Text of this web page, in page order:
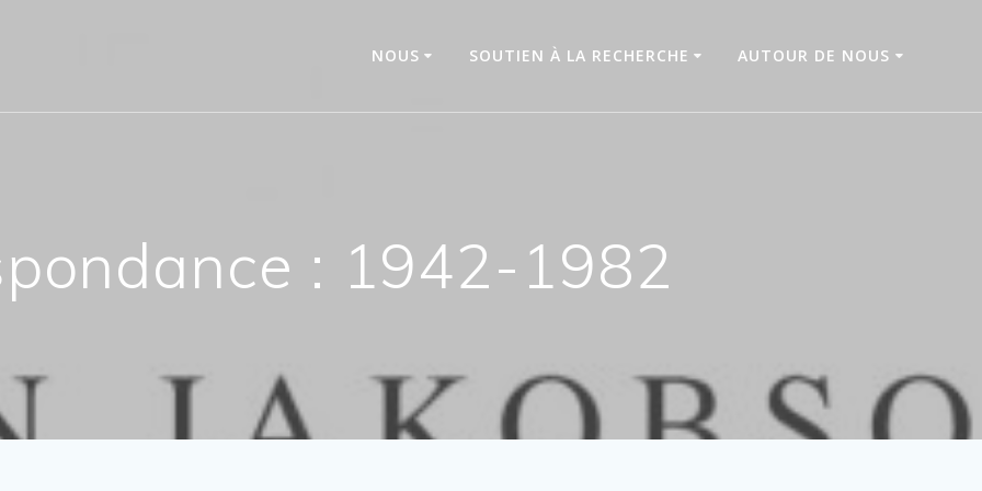
NOUS SOUTIEN À LA RECHERCHE AUTOUR DE NOUS
: 1942-1982